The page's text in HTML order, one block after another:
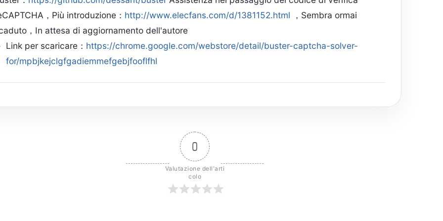
4.Segui le istruzioni e fai clic con il pulsante sinistro del mouse sulla casella di
Identifica e compila automaticamente i codici di verifica
，Più introduzione： http://www.elecfans.com/d/1381152.html ，Sembra ormai
，In attesa di aggiornamento dell'autore
Link per scaricare： https://chrome.google.com/webstore/detail/buster-captcha-solver-
for/mpbjkejclgfgadiemmefgebjfooflfhl
0
Valutazione dell'arti
colo